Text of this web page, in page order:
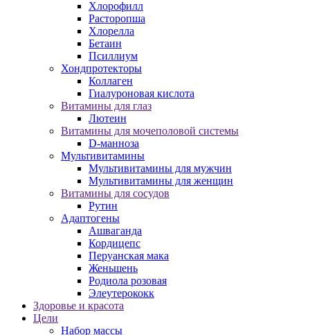
Хлорофилл
Расторопша
Хлорелла
Бетаин
Псиллиум
Хондпротекторы
Коллаген
Гиалуроновая кислота
Витамины для глаз
Лютеин
Витамины для мочеполовой системы
D-манноза
Мультивитамины
Мультивитамины для мужчин
Мультивитамины для женщин
Витамины для сосудов
Рутин
Адаптогены
Ашваганда
Кордицепс
Перуанская мака
Женьшень
Родиола розовая
Элеутерококк
Здоровье и красота
Цели
Набор массы